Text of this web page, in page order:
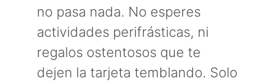
no pasa nada. No esperes
actividades perifrásticas, ni
regalos ostentosos que te
dejen la tarjeta temblando. Solo